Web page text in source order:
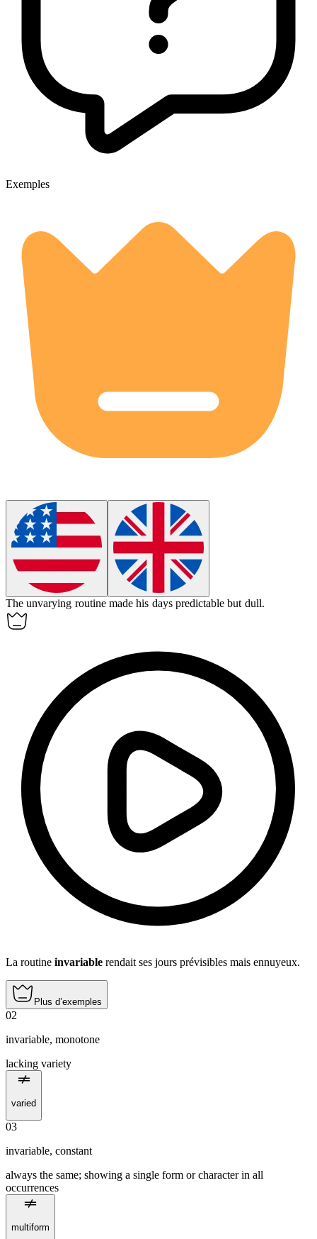
Exemples
Theunvarying routine made his days predictable but dull.
La routine invariable rendait ses jours prévisibles mais ennuyeux.
Plus d’exemples
02
invariable, monotone
lacking variety
varied
03
invariable, constant
always the same; showing a single form or character in all
occurrences
multiform